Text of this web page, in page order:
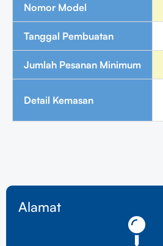
Nomor Model
Tanggal Pembuatan
Jumlah Pesanan Minimum
Detail Kemasan
Alamat